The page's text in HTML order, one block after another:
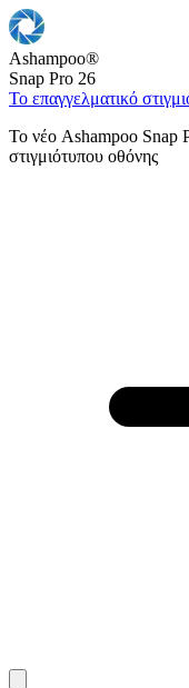
Ashampoo®
Snap Pro 26
Το επαγγελματικό
Το νέο Ashampoo Snap
στιγμιότυπου οθόνης